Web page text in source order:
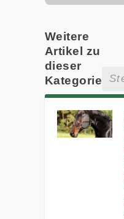
Weitere
Artikel zu
dieser
Kategorie